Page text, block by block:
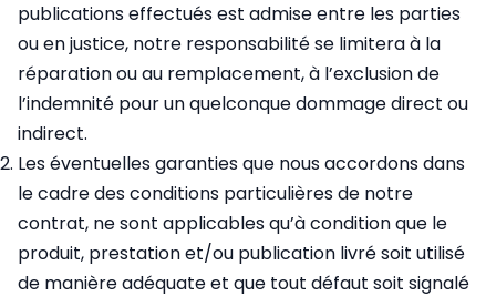
publications effectués est admise entre les parties
ou en justice, notre responsabilité se limitera à la
réparation ou au remplacement, à l’exclusion de
l’indemnité pour un quelconque dommage direct ou
indirect.
Les éventuelles garanties que nous accordons dans
le cadre des conditions particulières de notre
contrat, ne sont applicables qu’à condition que le
produit, prestation et/ou publication livré soit utilisé
de manière adéquate et que tout défaut soit signalé